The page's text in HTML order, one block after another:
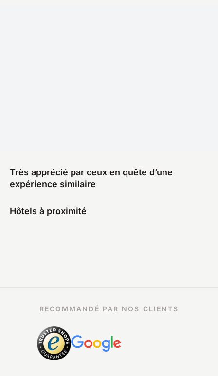
Très apprécié par ceux en quête d’une
expérience similaire
Hôtels à proximité
RECOMMANDÉ PAR NOS CLIENTS